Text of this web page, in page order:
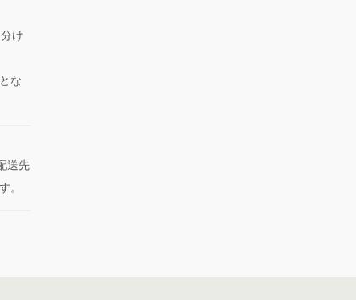
け
な
送先
。